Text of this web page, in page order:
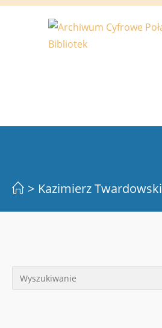
Koniec
> Kazimierz Twardowski